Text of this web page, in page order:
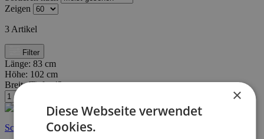
Zeigen
3 Artikel
Filter
Länge: 83 cm
Höhe: 102 cm
Breite/Tiefe:42 cm
Schnelle Lieferung
×
Diese Webseite verwendet
Cookies.